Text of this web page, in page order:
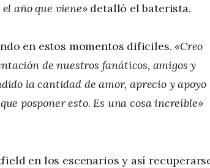
año que viene»detalló el baterista.
en estos momentos dificiles.«Creo
de nuestros fanáticos, amigos y
la cantidad de amor, aprecio y apoyo
posponer esto. Es una cosa increíble»
en los escenarios y así